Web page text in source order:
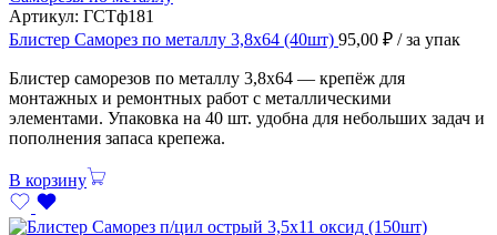
Артикул: ГСТф181
Блистер Саморез по металлу 3,8х64 (40шт) 95,00 ₽ / за упак
Блистер саморезов по металлу 3,8х64 — крепёж для
монтажных и ремонтных работ с металлическими
элементами. Упаковка на 40 шт. удобна для небольших задач и
пополнения запаса крепежа.
В корзину